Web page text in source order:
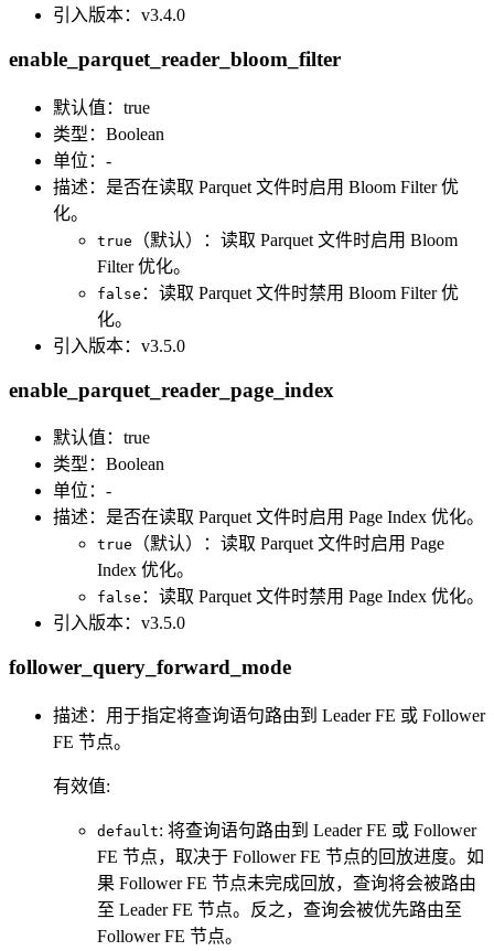
引入版本：v3.4.0
enable_parquet_reader_bloom_filter
默认值：true
类型：Boolean
单位：-
描述：是否在读取 Parquet 文件时启用 Bloom Filter 优
化。
true
（默认）：读取 Parquet 文件时启用 Bloom
Filter 优化。
false ：读取 Parquet 文件时禁用 Bloom Filter 优
化。
引入版本：v3.5.0
enable_parquet_reader_page_index
默认值：true
类型：Boolean
单位：-
描述：是否在读取 Parquet 文件时启用 Page Index 优化。
true
（默认）：读取 Parquet 文件时启用 Page
Index 优化。
false ：读取 Parquet 文件时禁用 Page Index 优化。
引入版本：v3.5.0
follower_query_forward_mode
描述：用于指定将查询语句路由到 Leader FE 或 Follower
FE 节点。
有效值:
default: 将查询语句路由到 Leader FE 或 Follower
FE 节点，取决于 Follower FE 节点的回放进度。如
果 Follower FE 节点未完成回放，查询将会被路由
至 Leader FE 节点。反之，查询会被优先路由至
Follower FE 节点。